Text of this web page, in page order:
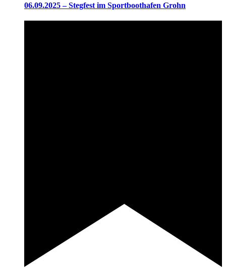
06.09.2025 – Stegfest im Sportboothafen Grohn